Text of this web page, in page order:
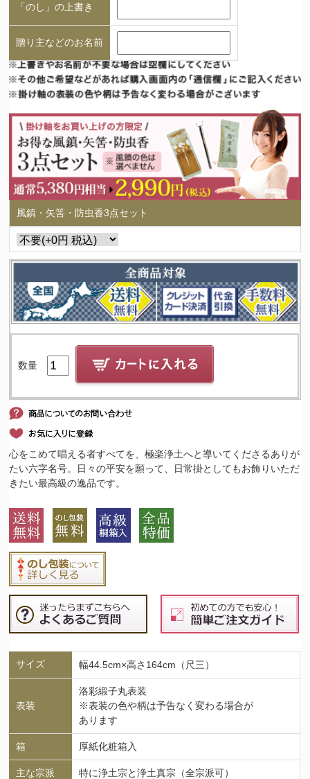
「のし」の上書き
贈り主などのお名前
風鎮・矢筈・防虫香3点セット
数量
心をこめて唱える者すべてを、極楽浄土へと導いてくださるありが
たい六字名号。日々の平安を願って、日常掛としてもお飾りいただ
きたい最高級の逸品です。
サイズ 幅44.5cm×高さ164cm（尺三）
表装
洛彩緞子丸表装
※表装の色や柄は予告なく変わる場合が
あります
箱 厚紙化粧箱入
主な宗派 特に浄土宗と浄土真宗（全宗派可）